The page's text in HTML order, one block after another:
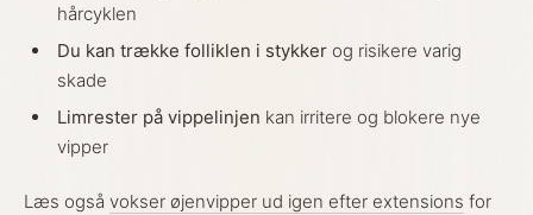
hårcyklen
Du kan trække folliklen i stykker og risikere varig
skade
Limrester på vippelinjen kan irritere og blokere nye
vipper
Læs også vokser øjenvipper ud igen efter extensions for